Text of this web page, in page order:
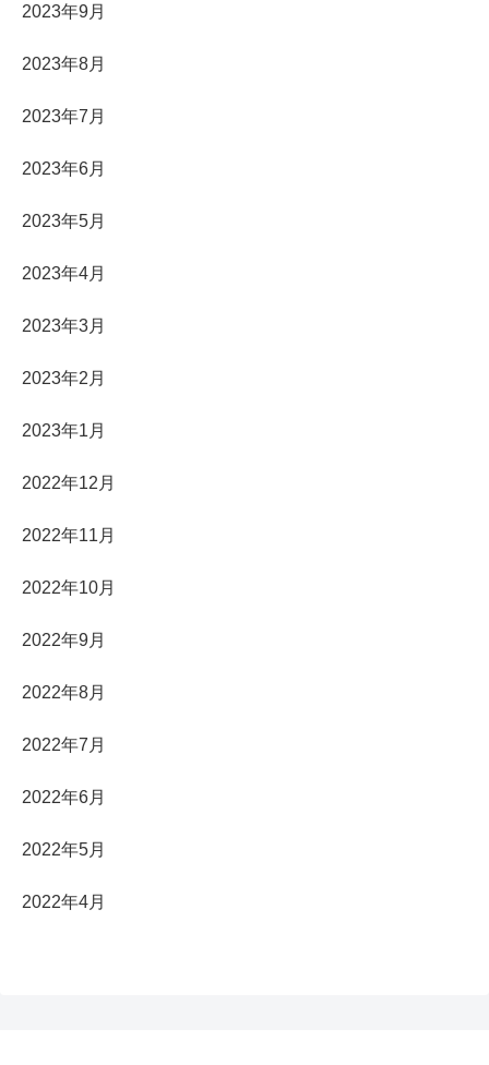
2023年9月
2023年8月
2023年7月
2023年6月
2023年5月
2023年4月
2023年3月
2023年2月
2023年1月
2022年12月
2022年11月
2022年10月
2022年9月
2022年8月
2022年7月
2022年6月
2022年5月
2022年4月